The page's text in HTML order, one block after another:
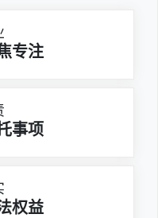
专注
事项
权益